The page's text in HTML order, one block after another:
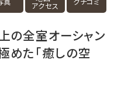
アクセス
の全室オーシャン
めた「癒しの空